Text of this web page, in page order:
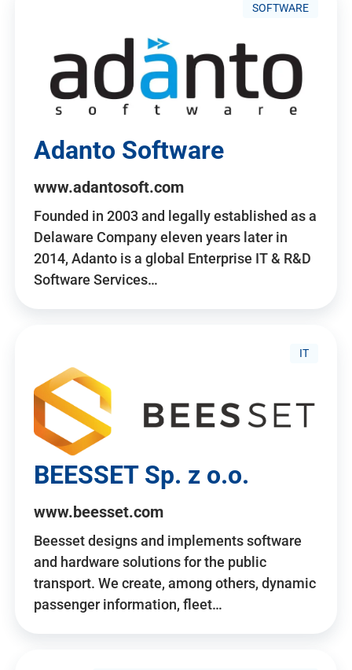
SOFTWARE
Adanto Software
www.adantosoft.com
Founded in 2003 and legally established as a
Delaware Company eleven years later in
2014, Adanto is a global Enterprise IT & R&D
Software Services…
IT
BEESSET Sp. z o.o.
www.beesset.com
Beesset designs and implements software
and hardware solutions for the public
transport. We create, among others, dynamic
passenger information, fleet…